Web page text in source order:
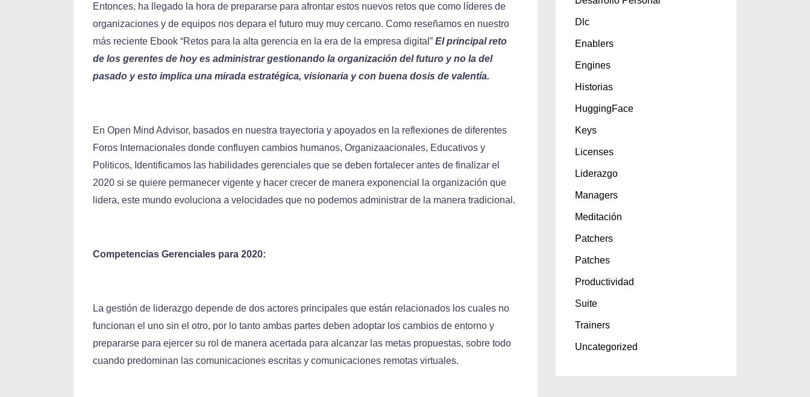
Entonces, ha llegado la hora de prepararse para afrontar estos nuevos retos que como líderes de
organizaciones y de equipos nos depara el futuro muy muy cercano. Como reseñamos en nuestro
más reciente Ebook “Retos para la alta gerencia en la era de la empresa digital” El principal reto
de los gerentes de hoy es administrar gestionando la organización del futuro y no la del
pasado y esto implica una mirada estratégica, visionaria y con buena dosis de valentía.
En Open Mind Advisor, basados en nuestra trayectoria y apoyados en la reflexiones de diferentes
Foros Internacionales donde confluyen cambios humanos, Organizaacionales, Educativos y
Politicos, Identificamos las habilidades gerenciales que se deben fortalecer antes de finalizar el
2020 si se quiere permanecer vigente y hacer crecer de manera exponencial la organización que
lidera, este mundo evoluciona a velocidades que no podemos administrar de la manera tradicional.
Competencias Gerenciales para 2020:
La gestión de liderazgo depende de dos actores principales que están relacionados los cuales no
funcionan el uno sin el otro, por lo tanto ambas partes deben adoptar los cambios de entorno y
prepararse para ejercer su rol de manera acertada para alcanzar las metas propuestas, sobre todo
cuando predominan las comunicaciones escritas y comunicaciones remotas virtuales.
Dlc
Enablers
Engines
Historias
HuggingFace
Keys
Licenses
Liderazgo
Managers
Meditación
Patchers
Patches
Productividad
Suite
Trainers
Uncategorized